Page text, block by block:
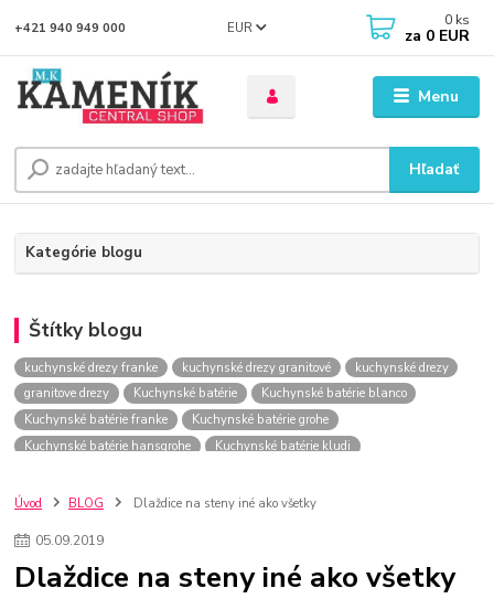
Menu
EUR
Hľadať
+421 940 949 000 0 ks
za 0 EUR
Kategórie blogu
Štítky blogu
kuchynské drezy franke kuchynské drezy granitové
kuchynské drezy
granitove drezy
Kuchynské batérie
Kuchynské batérie blanco
Kuchynské batérie franke
Kuchynské batérie grohe
Kuchynské batérie hansgrohe
Kuchynské batérie kludi
kuchynské batérie sagittarius
kuchynské batérie
kuchynské drezy sety
kúpelňové batérie
vodovodné batérie do kúpelne kuchynske
drez
Úvod BLOG Dlaždice na steny iné ako všetky
05.09.2019
Dlaždice na steny iné ako všetky